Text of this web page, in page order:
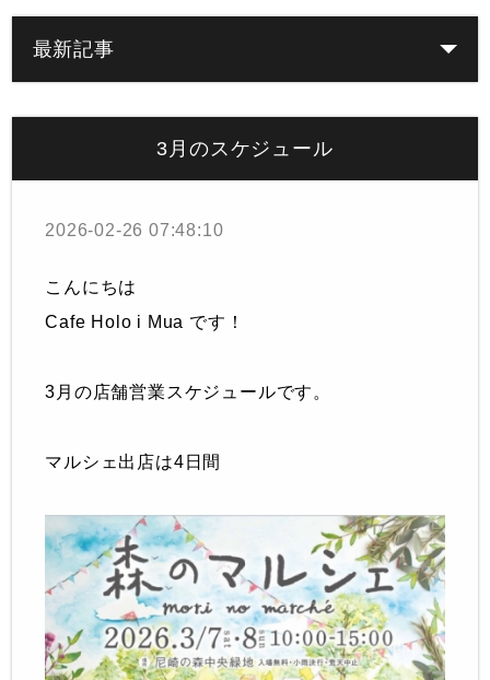
最新記事
3月のスケジュール
2026-02-26 07:48:10
こんにちは
Cafe Holo i Mua です！
3月の店舗営業スケジュールです。
マルシェ出店は4日間